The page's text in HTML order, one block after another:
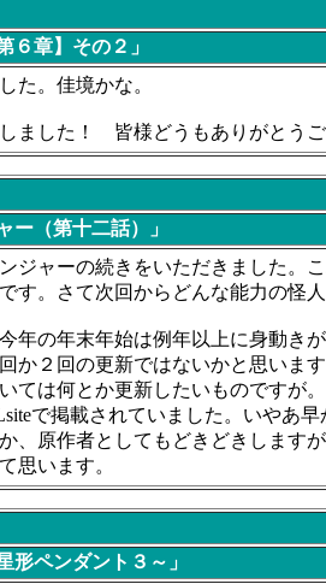
６章】その２」
た。佳境かな。
ました！ 皆様どうもありがとうご
ー（第十二話）」
ジャーの続きをいただきました。
す。さて次回からどんな能力の怪人
年の年末年始は例年以上に身動き
か２回の更新ではないかと思いま
ては何とか更新したいものですが。
で掲載されていました。いやあ早
、原作者としてもどきどきします
思います。
形ペンダント３～」